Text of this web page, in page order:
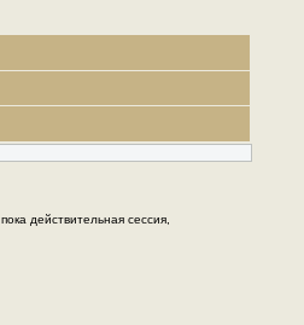
действительная сессия,